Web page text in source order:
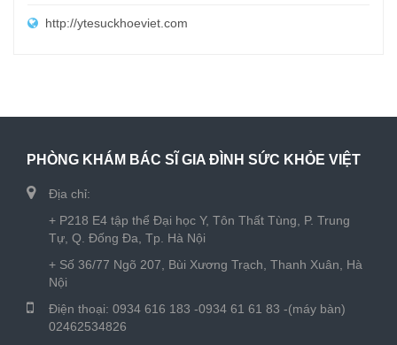
http://ytesuckhoeviet.com
PHÒNG KHÁM BÁC SĨ GIA ĐÌNH SỨC KHỎE VIỆT
Địa chỉ:
+ P218 E4 tập thể Đại học Y, Tôn Thất Tùng, P. Trung
Tự, Q. Đống Đa, Tp. Hà Nội
+ Số 36/77 Ngõ 207, Bùi Xương Trạch, Thanh Xuân, Hà
Nội
Điện thoại: 0934 616 183 -0934 61 61 83 -(máy bàn)
02462534826